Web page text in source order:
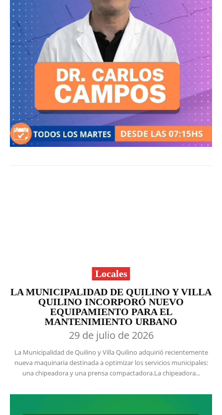
Locales
LA MUNICIPALIDAD DE QUILINO Y VILLA
QUILINO INCORPORÓ NUEVO
EQUIPAMIENTO PARA EL
MANTENIMIENTO URBANO
29 de julio de 2026
La Municipalidad de Quilino y Villa Quilino adquirió recientemente
nueva maquinaria destinada a optimizar los servicios municipales:
una chipeadora y una prensa compactadora.La chipeadora...